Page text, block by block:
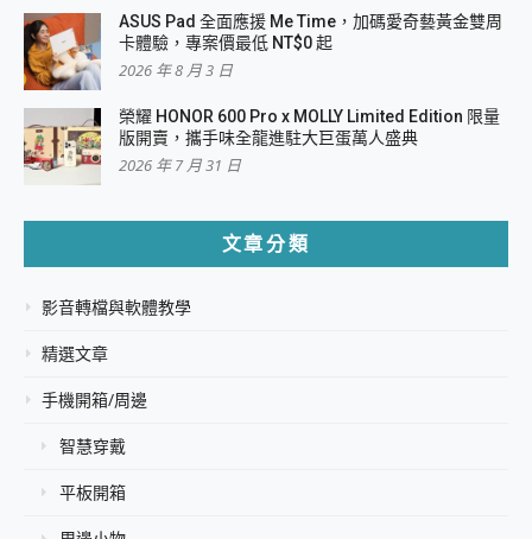
ASUS Pad 全面應援 Me Time，加碼愛奇藝黃金雙周
卡體驗，專案價最低 NT$0 起
2026 年 8 月 3 日
榮耀 HONOR 600 Pro x MOLLY Limited Edition 限量
版開賣，攜手味全龍進駐大巨蛋萬人盛典
2026 年 7 月 31 日
文章分類
影音轉檔與軟體教學
精選文章
手機開箱/周邊
智慧穿戴
平板開箱